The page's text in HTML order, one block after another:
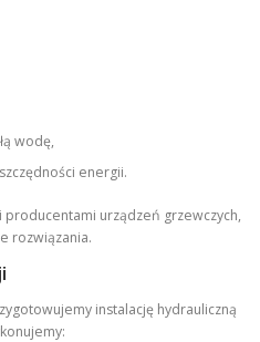
wodę,
energii.
urządzeń grzewczych,
rozwiązania.
instalację hydrauliczną